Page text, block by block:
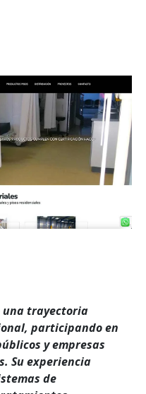
una trayectoria
participando en
y empresas
Su experiencia
de